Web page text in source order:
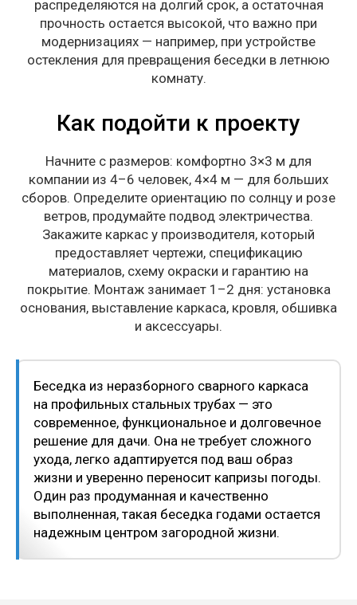
распределяются на долгий срок, а остаточная
прочность остается высокой, что важно при
модернизациях — например, при устройстве
остекления для превращения беседки в летнюю
комнату.
Как подойти к проекту
Начните с размеров: комфортно 3×3 м для
компании из 4–6 человек, 4×4 м — для больших
сборов. Определите ориентацию по солнцу и розе
ветров, продумайте подвод электричества.
Закажите каркас у производителя, который
предоставляет чертежи, спецификацию
материалов, схему окраски и гарантию на
покрытие. Монтаж занимает 1–2 дня: установка
основания, выставление каркаса, кровля, обшивка
и аксессуары.
Беседка из неразборного сварного каркаса
на профильных стальных трубах — это
современное, функциональное и долговечное
решение для дачи. Она не требует сложного
ухода, легко адаптируется под ваш образ
жизни и уверенно переносит капризы погоды.
Один раз продуманная и качественно
выполненная, такая беседка годами остается
надежным центром загородной жизни.